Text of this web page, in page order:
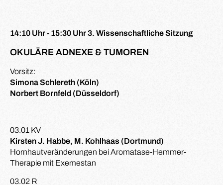
14:10 Uhr - 15:30 Uhr 3. Wissenschaftliche Sitzung
OKULÄRE ADNEXE & TUMOREN
Vorsitz:
Simona Schlereth (Köln)
Norbert Bornfeld (Düsseldorf)
03.01 KV
Kirsten J. Habbe, M. Kohlhaas (Dortmund)
Hornhautveränderungen bei Aromatase-Hemmer-
Therapie mit Exemestan
03.02 R